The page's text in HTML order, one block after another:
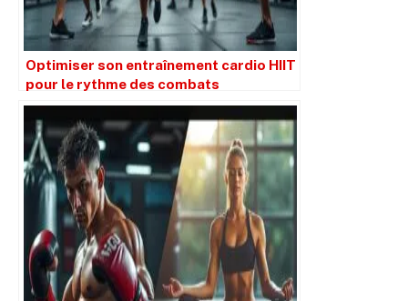
Optimiser son entraînement cardio HIIT
pour le rythme des combats